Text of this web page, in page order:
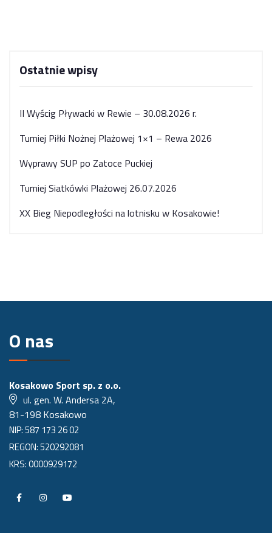
Ostatnie wpisy
II Wyścig Pływacki w Rewie – 30.08.2026 r.
Turniej Piłki Nożnej Plażowej 1×1 – Rewa 2026
Wyprawy SUP po Zatoce Puckiej
Turniej Siatkówki Plażowej 26.07.2026
XX Bieg Niepodległości na lotnisku w Kosakowie!
O nas
Kosakowo Sport sp. z o.o.
ul. gen. W. Andersa 2A,
81-198 Kosakowo
NIP: 587 173 26 02
REGON: 520292081
KRS: 0000929172
P
P